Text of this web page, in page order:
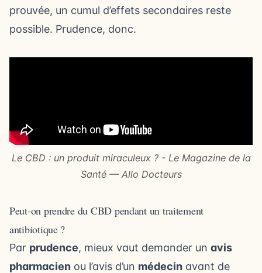
prouvée, un cumul d’effets secondaires reste
possible. Prudence, donc.
Le CBD : un produit miraculeux ? - Le Magazine de la
Santé — Allo Docteurs
Peut-on prendre du CBD pendant un traitement
antibiotique ?
Par prudence, mieux vaut demander un avis
pharmacien ou l’avis d’un médecin avant de